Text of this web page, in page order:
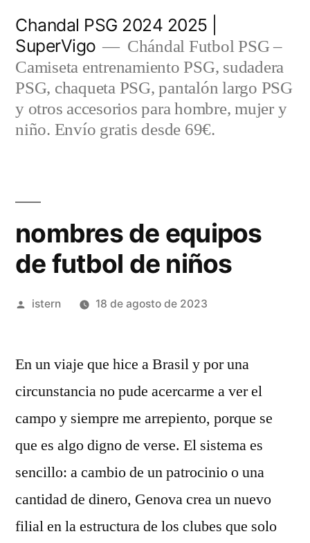
contenido
Chandal PSG 2024 2025 |
SuperVigo
Chándal Futbol PSG –
Camiseta entrenamiento PSG, sudadera
PSG, chaqueta PSG, pantalón largo PSG
y otros accesorios para hombre, mujer y
niño. Envío gratis desde 69€.
nombres de equipos
de futbol de niños
Publicado
istern 18 de agosto de 2023
En un viaje que hice a Brasil y por una
circunstancia no pude acercarme a ver el
campo y siempre me arrepiento, porque se
que es algo digno de verse. El sistema es
sencillo: a cambio de un patrocinio o una
cantidad de dinero, Genova crea un nuevo
filial en la estructura de los clubes que solo